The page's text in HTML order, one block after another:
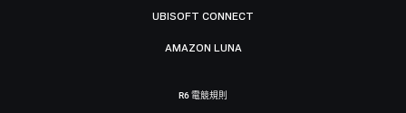
UBISOFT CONNECT
AMAZON LUNA
R6 電競規則